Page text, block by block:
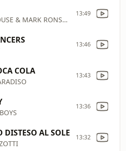
AMY WINEHOUSE & MARK RONSON
13:49
13:46
COLA 13:43
13:36
DISTESO AL SOLE 13:32